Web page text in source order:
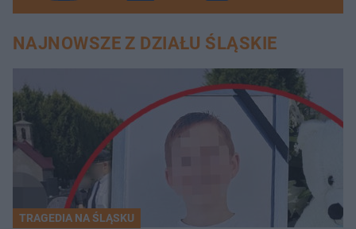
NAJNOWSZE Z DZIAŁU ŚLĄSKIE
TRAGEDIA NA ŚLĄSKU